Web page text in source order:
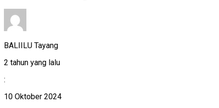
BALIILU Tayang
2 tahun yang lalu
:
10 Oktober 2024